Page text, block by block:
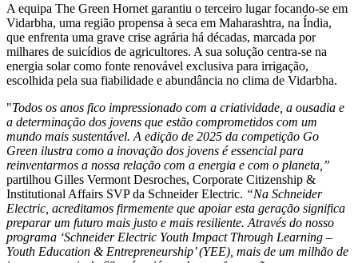
A equipa The Green Hornet garantiu o terceiro lugar focando-se em
Vidarbha, uma região propensa à seca em Maharashtra, na Índia,
que enfrenta uma grave crise agrária há décadas, marcada por
milhares de suicídios de agricultores. A sua solução centra-se na
energia solar como fonte renovável exclusiva para irrigação,
escolhida pela sua fiabilidade e abundância no clima de Vidarbha.
"Todos os anos fico impressionado com a criatividade, a ousadia e
a determinação dos jovens que estão comprometidos com um
mundo mais sustentável. A edição de 2025 da competição Go
Green ilustra como a inovação dos jovens é essencial para
reinventarmos a nossa relação com a energia e com o planeta,”
partilhou Gilles Vermont Desroches, Corporate Citizenship &
Institutional Affairs SVP da Schneider Electric. “Na Schneider
Electric, acreditamos firmemente que apoiar esta geração significa
preparar um futuro mais justo e mais resiliente. Através do nosso
programa ‘Schneider Electric Youth Impact Through Learning –
Youth Education & Entrepreneurship’ (YEE), mais de um milhão de